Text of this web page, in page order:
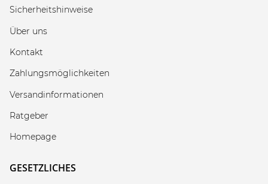
Sicherheitshinweise
Über uns
Kontakt
Zahlungsmöglichkeiten
Versandinformationen
Ratgeber
Homepage
GESETZLICHES